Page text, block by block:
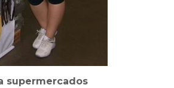
supermercados